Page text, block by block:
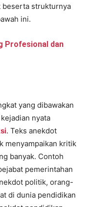
beserta strukturnya
ini.
Profesional dan
yang dibawakan
nyata
. Teks anekdot
menyampaikan kritik
banyak. Contoh
pemerintahan
politik, orang-
di dunia pendidikan